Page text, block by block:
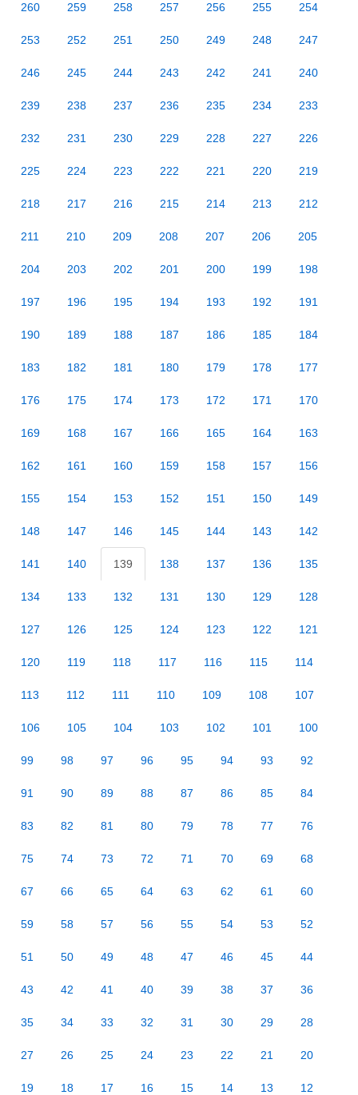
260 259 258 257 256 255 254
253 252 251 250 249 248 247
246 245 244 243 242 241 240
239 238 237 236 235 234 233
232 231 230 229 228 227 226
225 224 223 222 221 220 219
218 217 216 215 214 213 212
211 210 209 208 207 206 205
204 203 202 201 200 199 198
197 196 195 194 193 192 191
190 189 188 187 186 185 184
183 182 181 180 179 178 177
176 175 174 173 172 171 170
169 168 167 166 165 164 163
162 161 160 159 158 157 156
155 154 153 152 151 150 149
148 147 146 145 144 143 142
141 140 139 138 137 136 135
134 133 132 131 130 129 128
127 126 125 124 123 122 121
120 119 118 117 116 115 114
113 112 111 110 109 108 107
106 105 104 103 102 101 100
99 98 97 96 95 94 93 92
91 90 89 88 87 86 85 84
83 82 81 80 79 78 77 76
75 74 73 72 71 70 69 68
67 66 65 64 63 62 61 60
59 58 57 56 55 54 53 52
51 50 49 48 47 46 45 44
43 42 41 40 39 38 37 36
35 34 33 32 31 30 29 28
27 26 25 24 23 22 21 20
19 18 17 16 15 14 13 12